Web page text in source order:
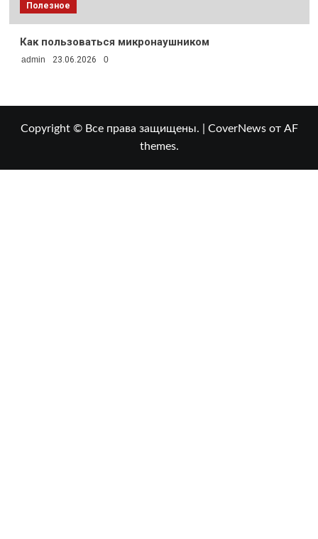
Полезное
Как пользоваться микронаушником
admin 23.06.2026 0
Copyright © Все права защищены. CoverNewsот AF
themes.